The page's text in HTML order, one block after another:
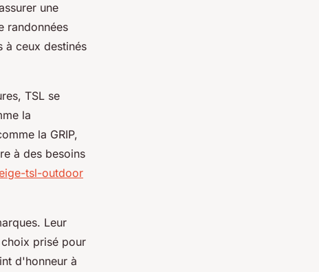
une
randonnées
à ceux destinés
TSL se
la
la GRIP,
à des besoins
tsl-outdoor
Leur
prisé pour
d'honneur à